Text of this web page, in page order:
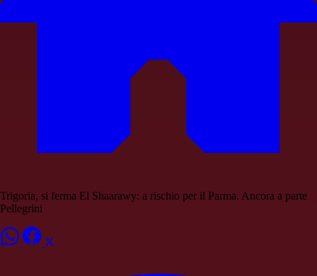
Trigoria, si ferma El Shaarawy: a rischio per il Parma. Ancora a parte
Pellegrini